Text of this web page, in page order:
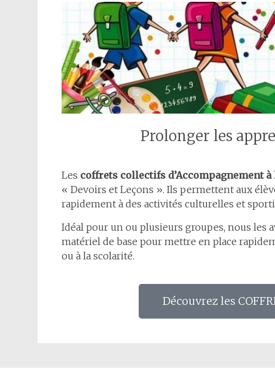
Prolonger les
Les coffrets collectifs d’Accompagnement à
« Devoirs et Leçons ». Ils permettent aux
rapidement à des activités culturelles et
Idéal pour un ou plusieurs groupes, nous les
matériel de base pour mettre en place
ou à la scolarité.
Découvrez les